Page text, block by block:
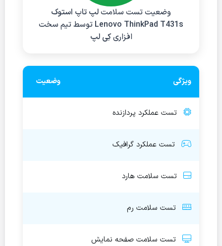
وضعیت تست سلامتلپ تاپ استوک
Lenovo ThinkPad T431s توسط تیم سخت
‌افزاریکِی لپ
ویژگی وضعیت
تست عملکرد پردازنده
تست عملکرد گرافیک
تست سلامت هارد
تست سلامت رم
تست سلامت صفحه نمایش